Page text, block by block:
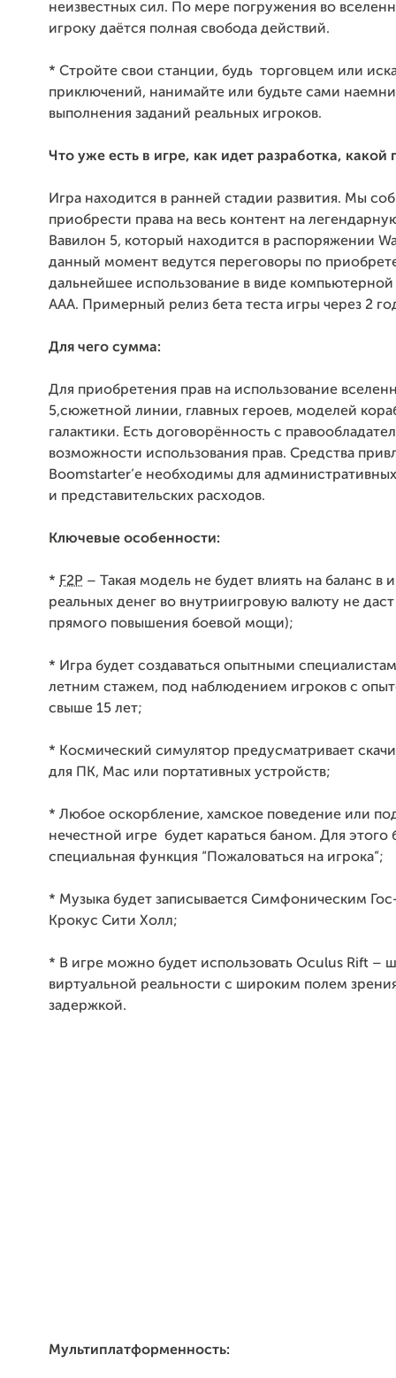
неизвестных сил. По мере погружения во
игроку даётся полная свобода действий.
* Стройте свои станции, будь торговцем или
приключений, нанимайте или будьте сами
выполнения заданий реальных игроков.
Что уже есть в игре, как идет разработка, какой
Игра находится в ранней стадии развития. Мы
приобрести права на весь контент на
Вавилон 5, который находится в распоряжении
данный момент ведутся переговоры по
дальнейшее использование в виде компьютерной
ААА. Примерный релиз бета теста игры через 2
Для чего сумма:
Для приобретения прав на использование
5,сюжетной линии, главных героев, моделей
галактики. Есть договорённость с
возможности использования прав. Средства
Boomstarter’е необходимы для
и представительских расходов.
Ключевые особенности:
* F2P – Такая модель не будет влиять на баланс в
реальных денег во внутриигровую валюту не
прямого повышения боевой мощи);
* Игра будет создаваться опытными
летним стажем, под наблюдением игроков с
свыше 15 лет;
* Космический симулятор предусматривает
для ПК, Мас или портативных устройств;
* Любое оскорбление, хамское поведение или
нечестной игре будет караться баном. Для этого
специальная функция “Пожаловаться на игрока”;
* Музыка будет записывается Симфоническим
Крокус Сити Холл;
* В игре можно будет использовать Oculus Rift –
виртуальной реальности с широким полем
задержкой.
Мультиплатформенность: